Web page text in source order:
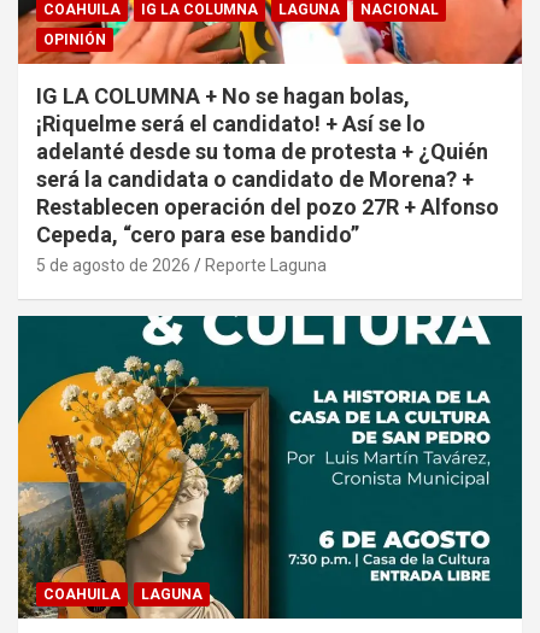
COAHUILA IG LA COLUMNA LAGUNA
NACIONAL
OPINIÓN
IG LA COLUMNA + No se hagan bolas,
¡Riquelme será el candidato! + Así se lo
adelanté desde su toma de protesta + ¿Quién
será la candidata o candidato de Morena? +
Restablecen operación del pozo 27R + Alfonso
Cepeda, “cero para ese bandido”
5 de agosto de 2026 Reporte Laguna
COAHUILA LAGUNA